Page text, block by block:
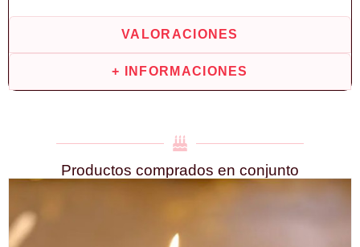
VALORACIONES
+ INFORMACIONES
Productos comprados en conjunto